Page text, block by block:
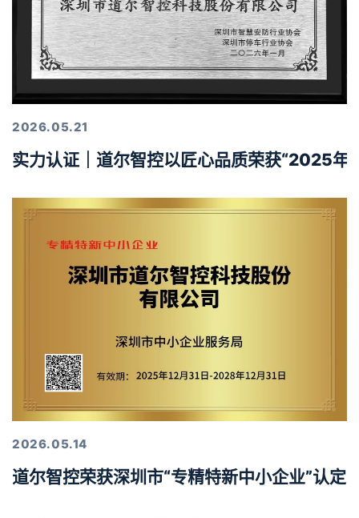
2026.05.21
实力认证｜道尔智控以匠心品质荣获“2025年
2026.05.14
道尔智控荣获深圳市“专精特新中小企业”认定